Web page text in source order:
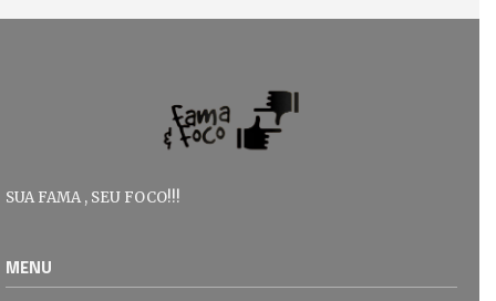
SUA FAMA , SEU FOCO!!!
MENU